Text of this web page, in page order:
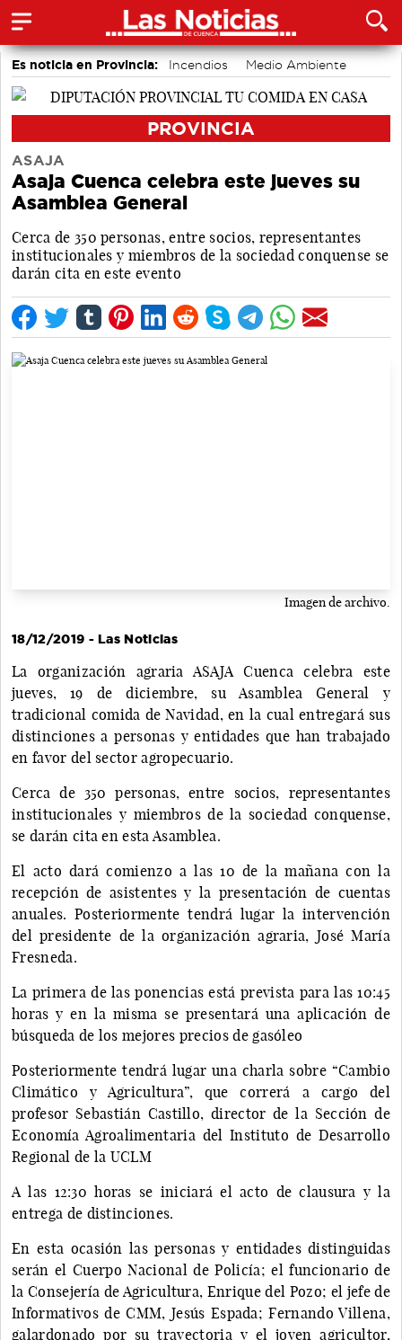
Es noticia en Provincia: Incendios Medio Ambiente
PROVINCIA
ASAJA
Asaja Cuenca celebra este jueves su
Asamblea General
Cerca de 350 personas, entre socios, representantes
institucionales y miembros de la sociedad conquense se
darán cita en este evento
Imagen de archivo.
18/12/2019 - Las Noticias
La organización agraria ASAJA Cuenca celebra este
jueves, 19 de diciembre, su Asamblea General y
tradicional comida de Navidad, en la cual entregará sus
distinciones a personas y entidades que han trabajado
en favor del sector agropecuario.
Cerca de 350 personas, entre socios, representantes
institucionales y miembros de la sociedad conquense,
se darán cita en esta Asamblea.
El acto dará comienzo a las 10 de la mañana con la
recepción de asistentes y la presentación de cuentas
anuales. Posteriormente tendrá lugar la intervención
del presidente de la organización agraria, José María
Fresneda.
La primera de las ponencias está prevista para las 10:45
horas y en la misma se presentará una aplicación de
búsqueda de los mejores precios de gasóleo
Posteriormente tendrá lugar una charla sobre “Cambio
Climático y Agricultura”, que correrá a cargo del
profesor Sebastián Castillo, director de la Sección de
Economía Agroalimentaria del Instituto de Desarrollo
Regional de la UCLM
A las 12:30 horas se iniciará el acto de clausura y la
entrega de distinciones.
En esta ocasión las personas y entidades distinguidas
serán el Cuerpo Nacional de Policía; el funcionario de
la Consejería de Agricultura, Enrique del Pozo; el jefe de
Informativos de CMM, Jesús Espada; Fernando Villena,
galardonado por su trayectoria y el joven agricultor,